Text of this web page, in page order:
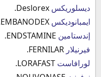
ديسلوريكس
ايمبانوديكس
إندستامين
فيرنيلار
لورافاست